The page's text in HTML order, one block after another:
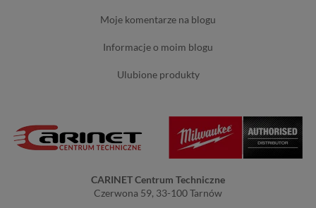
moje komentarze na blogu
informacje o moim blogu
ulubione produkty
CARINET Centrum Techniczne
Czerwona 59, 33-100 Tarnów